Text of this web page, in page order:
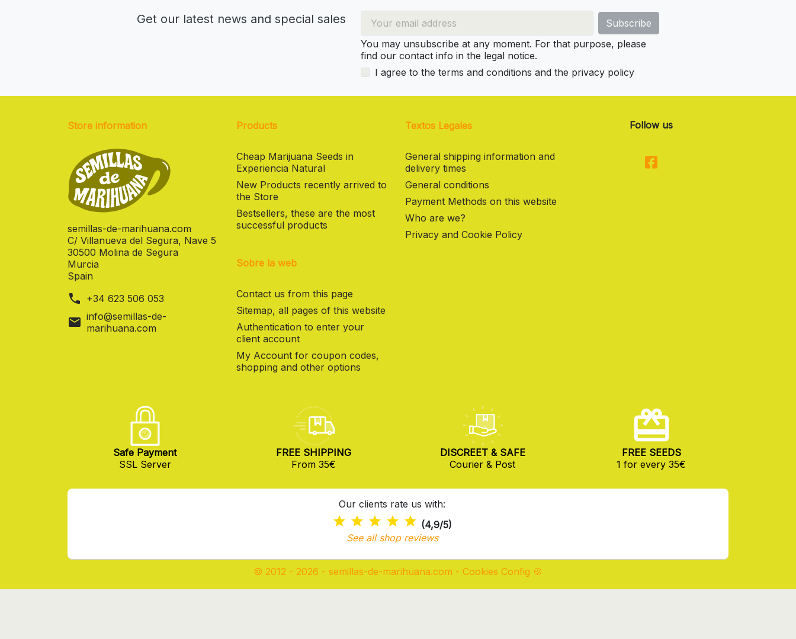
Get our latest news and special sales
You may unsubscribe at any moment. For that purpose, please
find our contact info in the legal notice.
I agree to the terms and conditions and the privacy policy
Store information
semillas-de-marihuana.com
C/ Villanueva del Segura, Nave 5
30500 Molina de Segura
Murcia
Spain
phone +34 623 506 053
mail info@semillas-de-
marihuana.com
Products
Cheap Marijuana Seeds in
Experiencia Natural
New Products recently arrived to
the Store
Bestsellers, these are the most
successful products
Sobre la web
Contact us from this page
Sitemap, all pages of this website
Authentication to enter your
client account
My Account for coupon codes,
shopping and other options
Textos Legales
General shipping information and
delivery times
General conditions
Payment Methods on this website
Who are we?
Privacy and Cookie Policy
Follow us
Safe Payment
SSL Server
FREE SHIPPING
From 35€
DISCREET & SAFE
Courier & Post
FREE SEEDS
1 for every 35€
Our clients rate us with:
(4,9/5)
See all shop reviews
© 2012 - 2026 - semillas-de-marihuana.com - Cookies Config 🍪